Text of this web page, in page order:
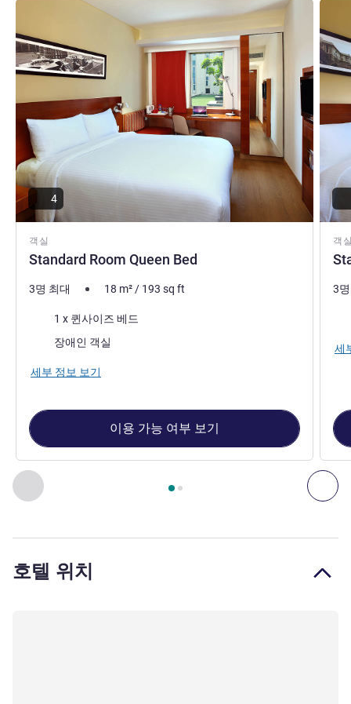
이전 - 객실 다
2 페이지 , 객실 1 : Standard Room Queen Bed , 객실 2 :
객실
Standard Room Queen Bed
세부 정보 보기
4
3명 최대 18 m²/ 193 sq ft
1 x 퀸사이즈 베드
장애인 객실
세부 정보 보기
이용 가능 여부 보기
객
세부
3
세
호텔 위치